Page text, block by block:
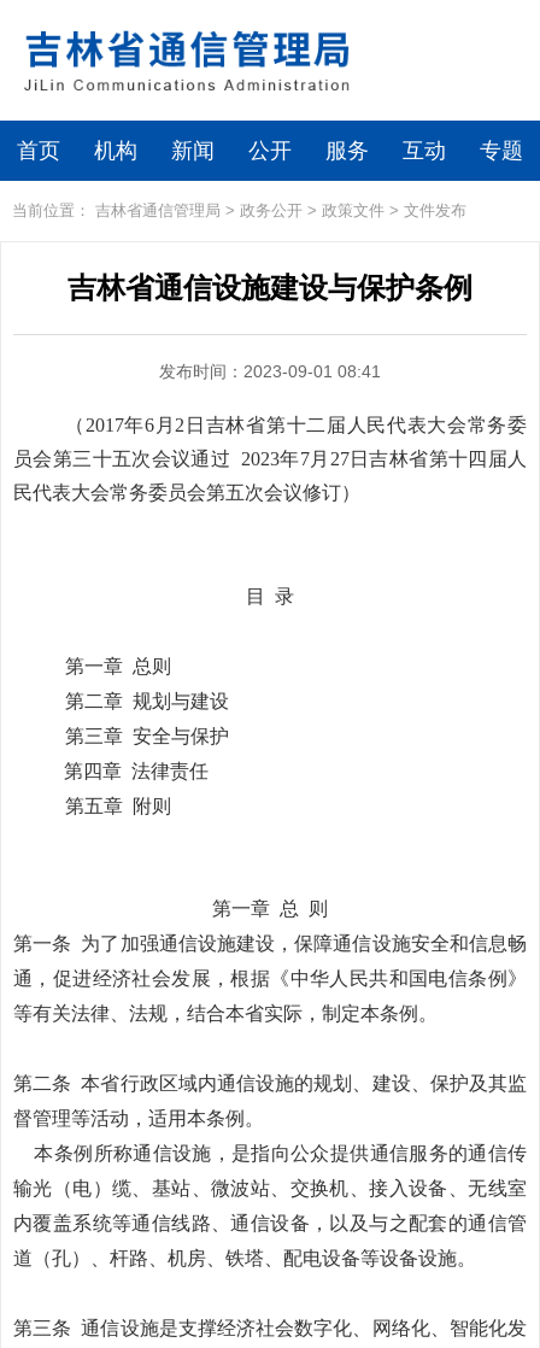
首页 机构 新闻 公开 服务 互动 专题
当前位置： 吉林省通信管理局 > 政务公开 > 政策文件 > 文件发布
吉林省通信设施建设与保护条例
发布时间：2023-09-01 08:41
（ 2017年6月2日吉林省第十二届人民代表大会常务委
员会第三十五次会议通过
2023年7月 27日吉林省第十四 届人
民代表大会常务委员会第五次会议修订）
目 录
第一章 总则
第二章 规划与建设
第三章 安全与保护
第四章 法律责任
第五章 附则
第一章 总
则
第一条 为了加强通信设施建设，保障通信设施安全和信息畅
通，促进经济社会发展，根据《中华人民共和国电信条例》
等有关法律、法规，结合本省实际，制定本条例。
第二条 本省行政区域内通信设施的规划、建设、保护及其监
督管理等活动，适用本条例。
本条例所称通信设施，是指向公众提供通信服务的通信传
输光（电）缆、基站、微波站、交换机、接入设备、无线室
内覆盖系统等通信线路、通信设备，以及与之配套的通信管
道（孔）、杆路、机房、铁塔、配电设备等设备设施。
第三条 通信设施是支撑经济社会数字化、网络化、智能化发